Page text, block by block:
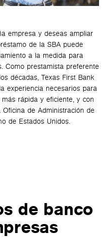
empresa y deseas ampliar
de la SBA puede
a la medida para
Como prestamista preferente
décadas, Texas First Bank
experiencia necesarios para
rápida y eficiente, y con
de Administración de
de Estados Unidos.
de banco